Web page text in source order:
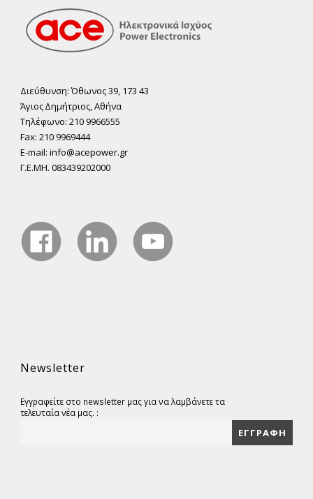
Διεύθυνση: Όθωνος 39, 173 43
Άγιος ∆ηµήτριος, Αθήνα
Τηλέφωνο: 210 9966555
Fax: 210 9969444
E-mail: info@acepower.gr
Γ.Ε.ΜΗ. 083439202000
Newsletter
Εγγραφείτε στο newsletter μας για να λαμβάνετε τα
τελευταία νέα μας. :